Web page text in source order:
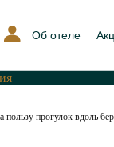
Об отеле
пользу прогулок вдоль